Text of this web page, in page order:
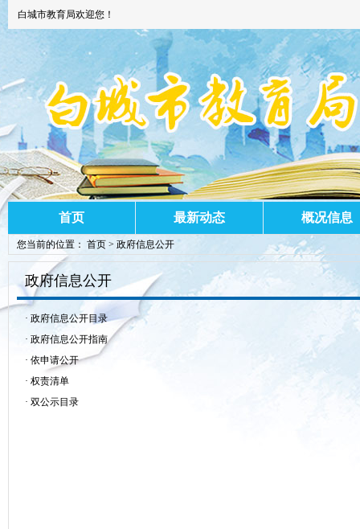
白城市教育局欢迎您！
首页 最新动态 概况信息
您当前的位置： 首页 > 政府信息公开
政府信息公开
· 政府信息公开目录
· 政府信息公开指南
· 依申请公开
· 权责清单
· 双公示目录